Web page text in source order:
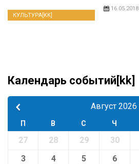
КУЛЬТУРА[KK]
16.05.2018
Календарь событий[kk]
Август 2026
П В С Ч
27 28 29 30
3
4 5 6